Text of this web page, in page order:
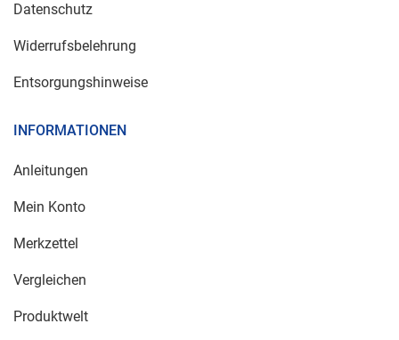
Datenschutz
Widerrufsbelehrung
Entsorgungshinweise
INFORMATIONEN
Anleitungen
Mein Konto
Merkzettel
Vergleichen
Produktwelt